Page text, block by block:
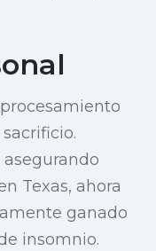
Texas, ahora
ganado
insomnio.